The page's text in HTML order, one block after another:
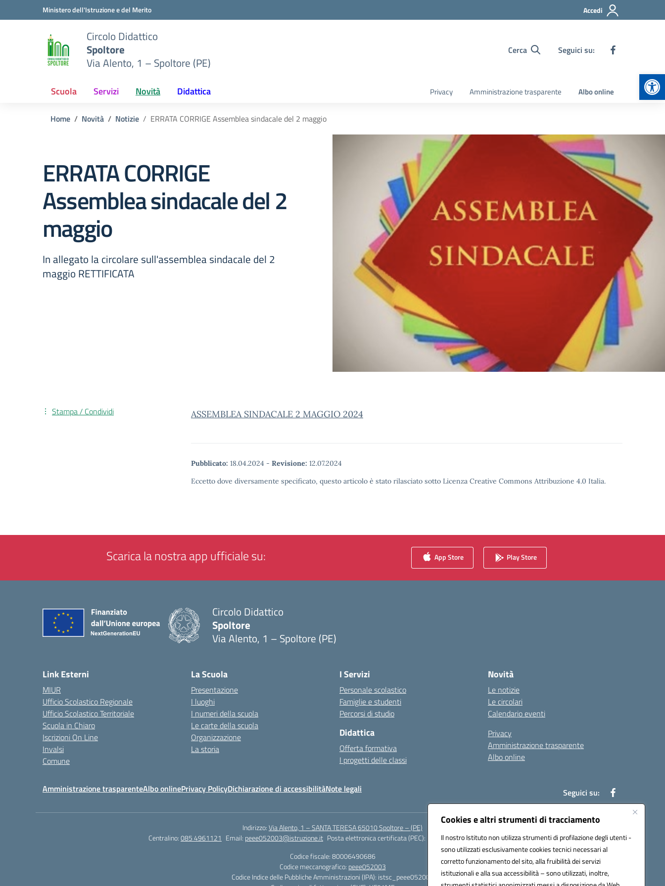
Cookies e altri strumenti di tracciamento
Il nostro Istituto non utilizza strumenti di profilazione degli utenti -
sono utilizzati esclusivamente cookies tecnici necessari al
corretto funzionamento del sito, alla fruibilità dei servizi
istituzionali e alla sua accessibilità – sono utilizzati, inoltre,
Vai ai contenuti
Vai al menu di navigazioneMinistero dell'Istruzione e del Merito Accedi
Circolo Didattico
Spoltore
Via Alento, 1 – Spoltore (PE)
Cerca Seguici su:
Scuola Servizi Novità Didattica Privacy Amministrazione trasparente Albo online
Home Novità Notizie ERRATA CORRIGE Assemblea sindacale del 2 maggio
ERRATA CORRIGE
Assemblea sindacale del 2
maggio
In allegato la circolare sull'assemblea sindacale del 2
maggio RETTIFICATA
ASSEMBLEA SINDACALE 2 MAGGIO 2024
Pubblicato: 18.04.2024 - Revisione: 12.07.2024
Eccetto dove diversamente specificato, questo articolo è stato rilasciato sotto Licenza Creative Commons Attribuzione 4.0 Italia.
Stampa / Condividi
Scarica la nostra app ufficiale su: App Store Play Store
Circolo Didattico
Spoltore
Via Alento, 1 – Spoltore (PE)
Link Esterni
MIUR
Ufficio Scolastico Regionale
Ufficio Scolastico Territoriale
Scuola in Chiaro
Iscrizioni On Line
Invalsi
Comune
La Scuola
Presentazione
I luoghi
I numeri della scuola
Le carte della scuola
Organizzazione
La storia
I Servizi
Personale scolastico
Famiglie e studenti
Percorsi di studio
Didattica
Offerta formativa
I progetti delle classi
Novità
Le notizie
Le circolari
Calendario eventi
Privacy
Amministrazione trasparente
Albo online
Amministrazione trasparenteAlbo onlinePrivacy PolicyDichiarazione di accessibilitàNote legali Seguici su:
Indirizzo:Via Alento, 1 – SANTA TERESA 65010 Spoltore – (PE)
Centralino:085 4961121 Email: peee052003@istruzione.it Posta elettronica certificata (PEC):
peee052003@pec.istruzione.it
Codice fiscale: 80006490686
Codice meccanografico: peee052003
Codice Indice delle Pubbliche Amministrazioni (IPA): istsc_peee052003